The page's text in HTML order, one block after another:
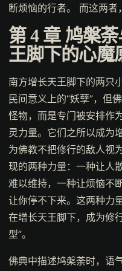
断烦恼的行者。 而这两者
第 4 章 鸠槃
王脚下的心魔
南方增长天王脚下的两只
民间意义上的“妖孽”，但
怪物，而是专门被安排作
灵力量。它们之所以成为
为佛教不把修行的敌人视
现的两种力量：一种让人
难以维持，一种让烦恼不
让你停不下来。这两种力
在增长天王脚下，成为修
型”。
佛典中描述鸠槃荼时，语